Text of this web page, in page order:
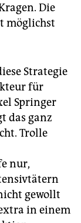
Die
möglichst
Strategie
für
Springer
das ganz
Trolle
nur,
gewollt
in einem